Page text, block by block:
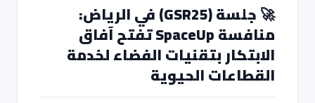
🚀 جلسة (GSR25) في الرياض:
منافسة SpaceUp تفتح آفاق
الابتكار بتقنيات الفضاء لخدمة
القطاعات الحيوية